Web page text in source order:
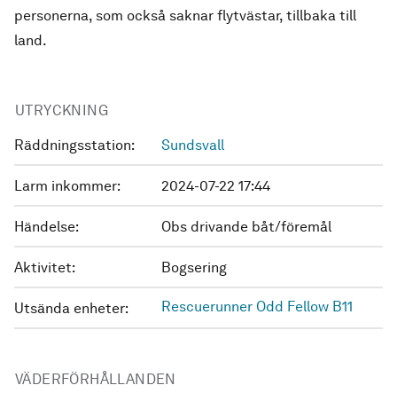
personerna, som också saknar flytvästar, tillbaka till
land.
UTRYCKNING
Räddningsstation: Sundsvall
Larm inkommer: 2024-07-22 17:44
Händelse: Obs drivande båt/föremål
Aktivitet: Bogsering
Utsända enheter: Rescuerunner Odd Fellow B11
VÄDERFÖRHÅLLANDEN